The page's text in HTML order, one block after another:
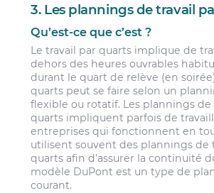
3. Les plannings de travail
Qu’est-ce que c’est ?
Le travail par quarts implique de
dehors des heures ouvrables
durant le quart de relève (en
quarts peut se faire selon un
flexible ou rotatif. Les plannings de
quarts impliquent parfois de
entreprises qui fonctionnent en
utilisent souvent des plannings de
quarts afin d’assurer la continuité
modèle DuPont est un type de
courant.